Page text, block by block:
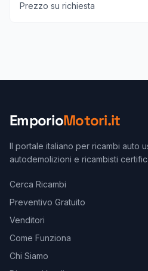
Prezzo su richiesta
EmporioMotori.it
Il portale italiano per ricambi auto
autodemolizioni e ricambisti
Cerca Ricambi
Preventivo Gratuito
Venditori
Come Funziona
Chi Siamo